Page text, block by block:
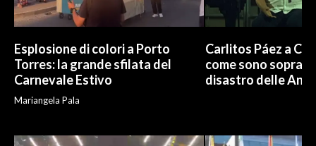
Esplosione di colori a Porto
Torres: la grande sfilata del
Carnevale Estivo
Mariangela Pala
Carlitos Páez a
come sono
disastro delle